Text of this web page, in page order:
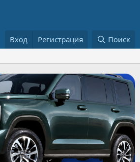
Вход Регистрация Поиск